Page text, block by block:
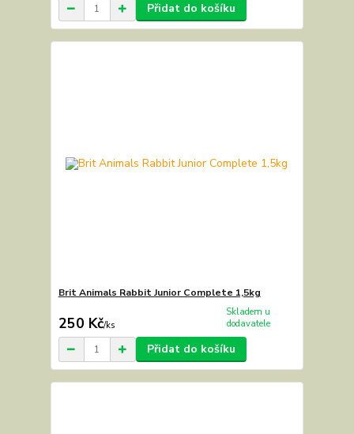
Přidat do košíku
Brit Animals Rabbit Junior Complete 1,5kg
250 Kč/ks
Skladem u
dodavatele
Přidat do košíku